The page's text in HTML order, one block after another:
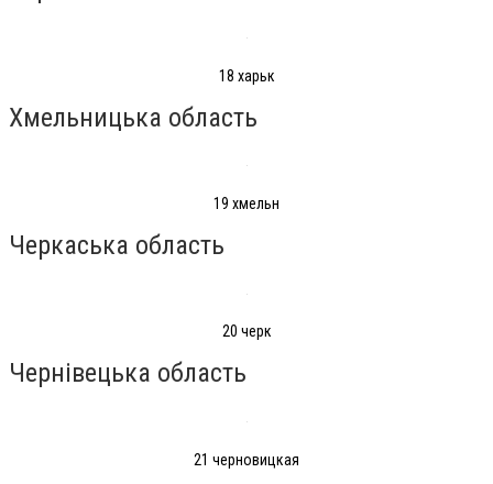
18 харьк
Хмельницька область
19 хмельн
Черкаська область
20 черк
Чернівецька область
21 черновицкая